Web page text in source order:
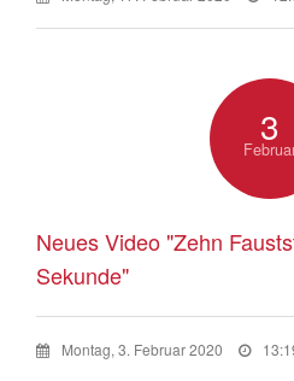
3
Neues Video "Zehn
Sekunde"
Montag, 3. Februar 2020